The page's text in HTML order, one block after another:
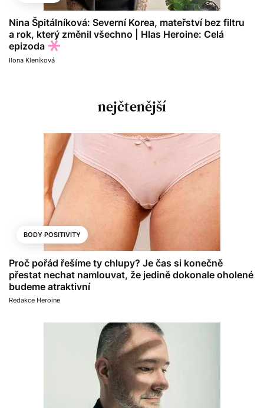
Nina Špitálníková: Severní Korea, mateřství bez filtru
a rok, který změnil všechno | Hlas Heroine: Celá
epizoda
Ilona Kleníková
nejčtenější
BODY POSITIVITY
Proč pořád řešíme ty chlupy? Je čas si konečně
přestat nechat namlouvat, že jedině dokonale oholené
budeme atraktivní
Redakce Heroine